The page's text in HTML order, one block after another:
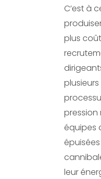
C’est à
plus
pression
équipes
leur